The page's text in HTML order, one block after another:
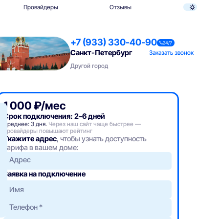
Провайдеры Отзывы
+7 (933) 330-40-90 24/7
Санкт-Петербург
Заказать звонок
Другой город
1 000 ₽/мес
Срок подключения: 2–6 дней
Среднее: 3 дня. Через наш сайт чаще быстрее —
провайдеры повышают рейтинг
Укажите адрес, чтобы узнать доступность
тарифа в вашем доме:
Адрес
Заявка на подключение